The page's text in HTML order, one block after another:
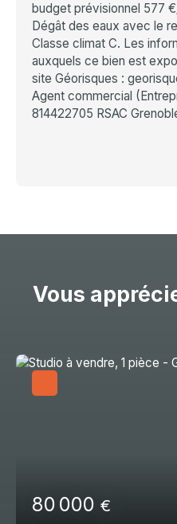
budget prévisionnel 577
Dégât des eaux avec le
Classe climat C. Les
auxquels ce bien est
site Géorisques :
Agent commercial
814422705 RSAC
Vous
80 000 €